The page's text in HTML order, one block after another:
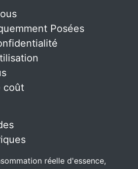
Posées
coût
réelle d'essence,